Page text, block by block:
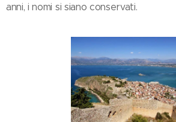
anni, i nomi si siano conservati.